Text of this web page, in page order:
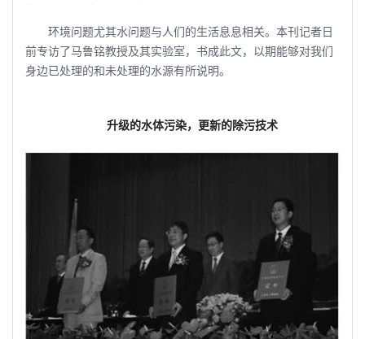
环境问题尤其水问题与人们的生活息息相关。本刊记者日
前专访了马鲁铭教授及其实验室，书成此文，以期能够对我们
身边已处理的和未处理的水源有所说明。
升级的水体污染，更新的除污技术